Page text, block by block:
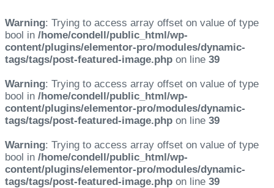
Warning: Trying to access array offset on value of type
bool in /home/condell/public_html/wp-
content/plugins/elementor-pro/modules/dynamic-
tags/tags/post-featured-image.php on line 39
Warning: Trying to access array offset on value of type
bool in /home/condell/public_html/wp-
content/plugins/elementor-pro/modules/dynamic-
tags/tags/post-featured-image.php on line 39
Warning: Trying to access array offset on value of type
bool in /home/condell/public_html/wp-
content/plugins/elementor-pro/modules/dynamic-
tags/tags/post-featured-image.php on line 39